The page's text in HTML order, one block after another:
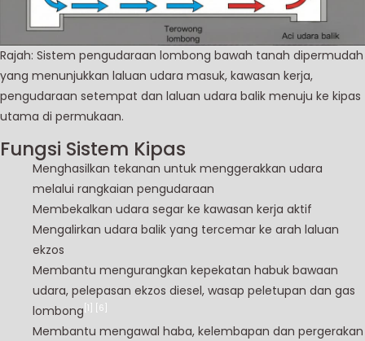
Rajah: Sistem pengudaraan lombong bawah tanah dipermudah
yang menunjukkan laluan udara masuk, kawasan kerja,
pengudaraan setempat dan laluan udara balik menuju ke kipas
utama di permukaan.
Fungsi Sistem Kipas
Menghasilkan tekanan untuk menggerakkan udara
melalui rangkaian pengudaraan
Membekalkan udara segar ke kawasan kerja aktif
Mengalirkan udara balik yang tercemar ke arah laluan
ekzos
Membantu mengurangkan kepekatan habuk bawaan
udara, pelepasan ekzos diesel, wasap peletupan dan gas
lombong [1] [6]
Membantu mengawal haba, kelembapan dan pergerakan